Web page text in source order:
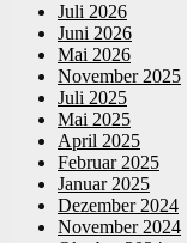
Juli 2026
Juni 2026
Mai 2026
November 2025
Juli 2025
Mai 2025
April 2025
Februar 2025
Januar 2025
Dezember 2024
November 2024